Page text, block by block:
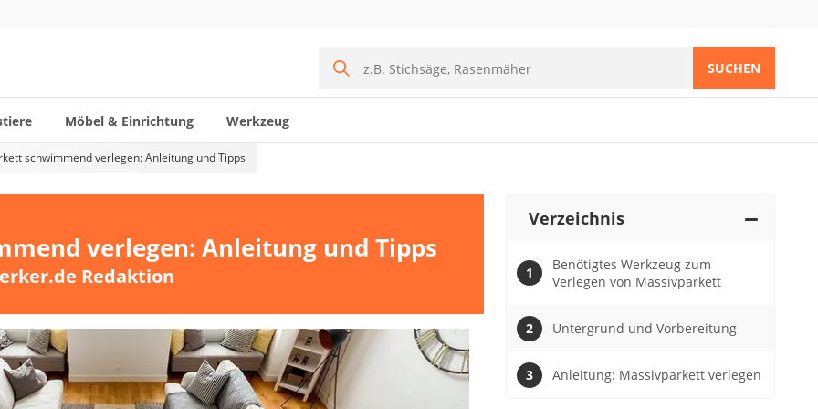
SUCHEN
Möbel & Einrichtung Werkzeug
schwimmend verlegen: Anleitung und Tipps
verlegen: Anleitung und Tipps
Redaktion
Verzeichnis
Benötigtes Werkzeug zum
Verlegen von Massivparkett
Untergrund und Vorbereitung
Anleitung: Massivparkett verlegen